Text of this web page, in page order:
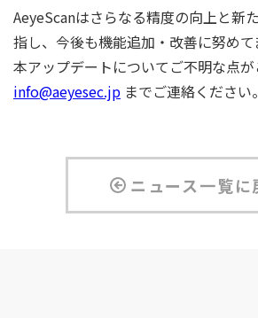
AeyeScanはさらなる精度の向上と新
指し、今後も機能追加・改善に努めて
本アップデートについてご不明な点が
info@aeyesec.jp までご連絡ください。
ニュース一覧に